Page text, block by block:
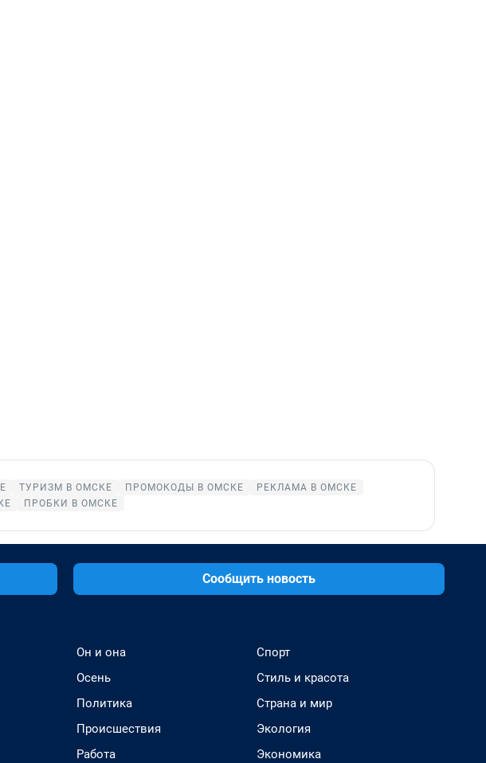
ТУРИЗМ В ОМСКЕ ПРОМОКОДЫ В ОМСКЕ
РЕКЛАМА В ОМСКЕ
ПРОБКИ В ОМСКЕ
Сообщить новость
Он и она
Осень
Политика
Происшествия
Работа
Спорт
Стиль и красота
Страна и мир
Экология
Экономика